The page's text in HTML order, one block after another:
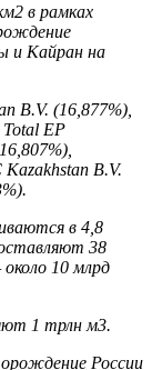
в рамках
и Кайран на
B.V. (16,877%),
Total EP
B.V.
в 4,8
38
10 млрд
1 трлн м3.
России